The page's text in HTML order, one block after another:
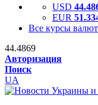
USD
EUR
Все курсы валют
44.4869
Авторизация
Поиск
UA